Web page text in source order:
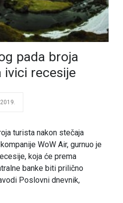
pada broja
recesije
turista nakon stečaja
WoW Air, gurnuo je
koja će prema
banke biti prilično
Poslovni dnevnik,